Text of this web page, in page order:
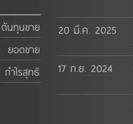
ต้นทุนขาย
ยอดขาย
กำไรสุทธิ
20 มี.ค. 2025
17 ก.ย. 2024